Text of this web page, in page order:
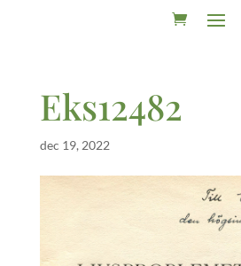
Eks12482
dec 19, 2022